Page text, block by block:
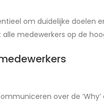
om duidelijke
medewerkers op de
over de